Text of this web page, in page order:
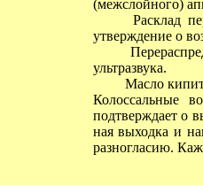
(межслойного)
Расклад
утверждение о
ультразвука.
Масло
Колоссальные
подтверждает о
ная выходка и
разногласию.